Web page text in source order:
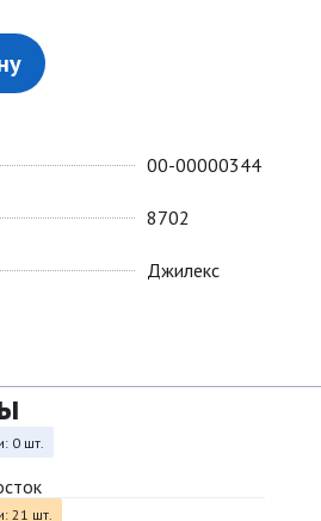
00-00000344
8702
Джилекс
0 шт.
21 шт.